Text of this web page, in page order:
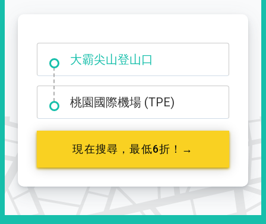
大霸尖山登山口
桃園國際機場 (TPE)
現在搜尋，最低6折！→